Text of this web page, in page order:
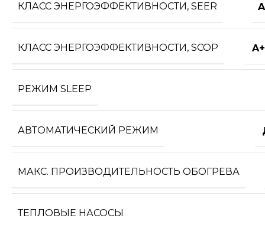
КЛАСС ЭНЕРГОЭФФЕКТИВНОСТИ, SEER
КЛАСС ЭНЕРГОЭФФЕКТИВНОСТИ, SCOP
РЕЖИМ SLEEP
АВТОМАТИЧЕСКИЙ РЕЖИМ
МАКС. ПРОИЗВОДИТЕЛЬНОСТЬ ОБОГРЕВА
ТЕПЛОВЫЕ НАСОСЫ